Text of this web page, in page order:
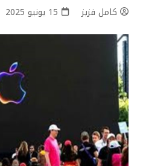
كامل فزيز 15 يونيو 2025